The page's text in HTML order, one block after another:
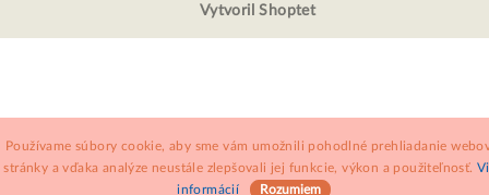
Používame súbory cookie, aby sme vám umožnili pohodlné prehliadanie
stránky a vďaka analýze neustále zlepšovali jej funkcie, výkon a použiteľnosť.
informácií
Rozumiem
Vytvoril Shoptet